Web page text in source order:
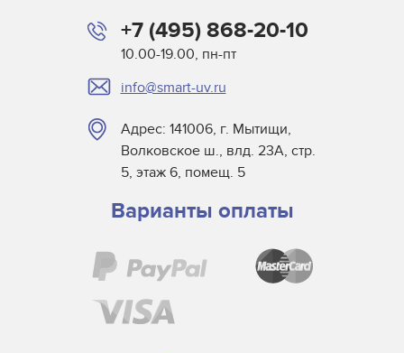
+7 (495) 868-20-10
10.00-19.00, пн-пт
info@smart-uv.ru
Адрес: 141006, г. Мытищи,
Волковское ш., влд. 23А, стр.
5, этаж 6, помещ. 5
Варианты оплаты